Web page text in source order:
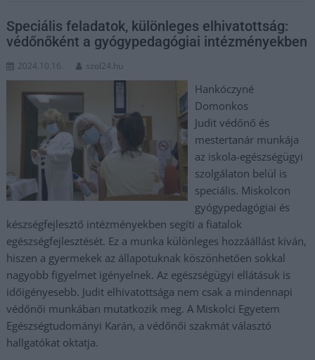
Speciális feladatok, különleges elhivatottság:
védőnőként a gyógypedagógiai intézményekben
2024.10.16. szol24.hu
Hankóczyné
Domonkos
Judit védőnő és
mestertanár munkája
az iskola-egészségügyi
szolgálaton belül is
speciális. Miskolcon
gyógypedagógiai és
készségfejlesztő intézményekben segíti a fiatalok
egészségfejlesztését. Ez a munka különleges hozzáállást kíván,
hiszen a gyermekek az állapotuknak köszönhetően sokkal
nagyobb figyelmet igényelnek. Az egészségügyi ellátásuk is
időigényesebb. Judit elhivatottsága nem csak a mindennapi
védőnői munkában mutatkozik meg. A Miskolci Egyetem
Egészségtudományi Karán, a védőnői szakmát választó
hallgatókat oktatja.